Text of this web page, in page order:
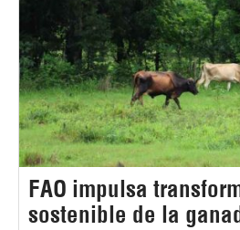
FAO impulsa
sostenible de la